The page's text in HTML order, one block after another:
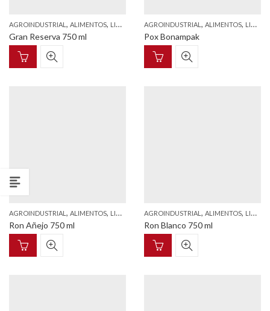
AGROINDUSTRIAL , ALIMENTOS, LICORES
Gran Reserva 750 ml
AGROINDUSTRIAL , ALIMENTOS, LICORES
Pox Bonampak
AGROINDUSTRIAL , ALIMENTOS, LICORES
Ron Añejo 750 ml
AGROINDUSTRIAL , ALIMENTOS, LICORES
Ron Blanco 750 ml